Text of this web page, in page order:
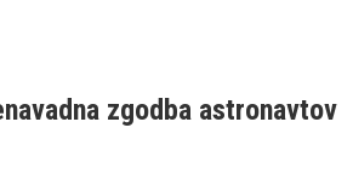
zgodba astronavtov